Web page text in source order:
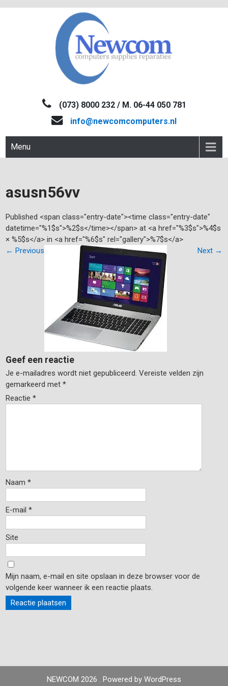
NEWCOM(073) 8000 232 / M. 06-44 050 781
info@newcomcomputers.nl
Menu
asusn56vv
Published <span class="entry-date"><time class="entry-date"
datetime="%1$s">%2$s</time></span> at <a href="%3$s">%4$s
× %5$s</a> in <a href="%6$s" rel="gallery">%7$s</a>
← Previous Next →
Geef een reactie
Je e-mailadres wordt niet gepubliceerd. Vereiste velden zijn
gemarkeerd met*
Reactie*
Naam*
E-mail*
Site
Mijn naam, e-mail en site opslaan in deze browser voor de
volgende keer wanneer ik een reactie plaats.
NEWCOM 2026 . Powered by WordPress